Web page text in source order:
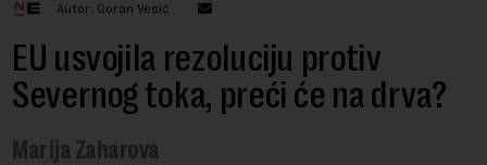
Autor: Goran Vesić
EU usvojila rezoluciju protiv
Severnog toka, preći će na drva?
Marija Zaharova